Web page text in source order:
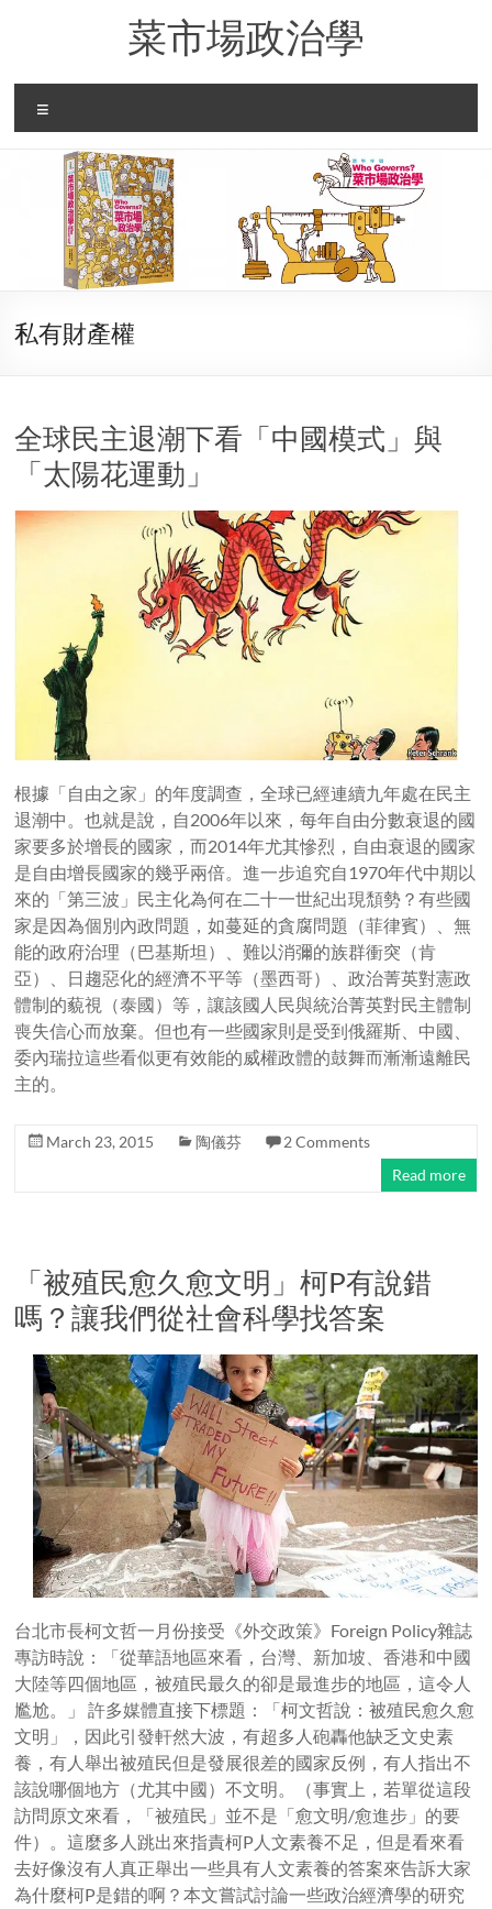
菜市場政治學
私有財產權
全球民主退潮下看「中國模式」與
「太陽花運動」
根據「自由之家」的年度調查，全球已經連續九年處在民主
退潮中。也就是說，自2006年以來，每年自由分數衰退的國
家要多於增長的國家，而2014年尤其慘烈，自由衰退的國家
是自由增長國家的幾乎兩倍。進一步追究自1970年代中期以
來的「第三波」民主化為何在二十一世紀出現頹勢？有些國
家是因為個別內政問題，如蔓延的貪腐問題（菲律賓）、無
能的政府治理（巴基斯坦）、難以消彌的族群衝突（肯
亞）、日趨惡化的經濟不平等（墨西哥）、政治菁英對憲政
體制的藐視（泰國）等，讓該國人民與統治菁英對民主體制
喪失信心而放棄。但也有一些國家則是受到俄羅斯、中國、
委內瑞拉這些看似更有效能的威權政體的鼓舞而漸漸遠離民
主的。
March 23, 2015 陶儀芬
2 Comments
Read more
「被殖民愈久愈文明」柯P有說錯
嗎？讓我們從社會科學找答案
台北市長柯文哲一月份接受《外交政策》Foreign Policy雜誌
專訪時說：「從華語地區來看，台灣、新加坡、香港和中國
大陸等四個地區，被殖民最久的卻是最進步的地區，這令人
尷尬。」 許多媒體直接下標題：「柯文哲說：被殖民愈久愈
文明」，因此引發軒然大波，有超多人砲轟他缺乏文史素
養，有人舉出被殖民但是發展很差的國家反例，有人指出不
該說哪個地方（尤其中國）不文明。（事實上，若單從這段
訪問原文來看，「被殖民」並不是「愈文明/愈進步」的要
件）。這麼多人跳出來指責柯P人文素養不足，但是看來看
去好像沒有人真正舉出一些具有人文素養的答案來告訴大家
為什麼柯P是錯的啊？本文嘗試討論一些政治經濟學的研究